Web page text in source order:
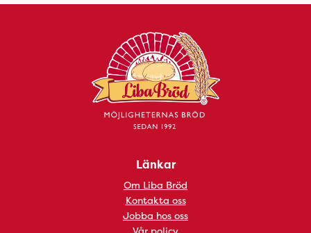
Länkar
Om Liba Bröd
Kontakta oss
Jobba hos oss